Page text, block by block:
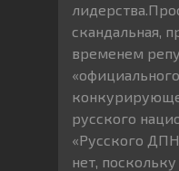
скандальная,
временем
русского
«Русского
нет,